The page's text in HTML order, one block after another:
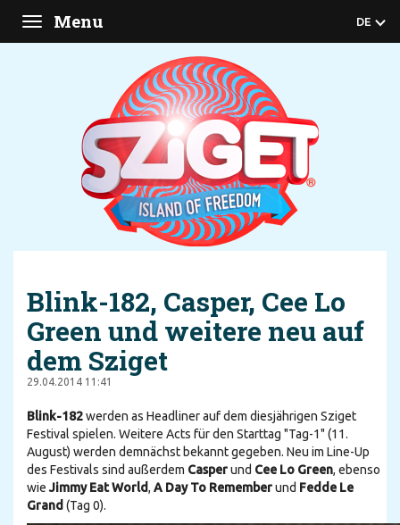
Toggle
navigation
Menu DE
Blink-182, Casper, Cee Lo
Green und weitere neu auf
dem Sziget
29.04.2014 11:41
Blink-182werden as Headliner auf dem diesjährigen Sziget
Festival spielen. Weitere Acts für den Starttag "Tag-1" (11.
August) werden demnächst bekannt gegeben. Neu im Line-Up
des Festivals sind außerdem Casperund Cee Lo Green, ebenso
wieJimmy Eat World, A Day To Rememberund Fedde Le
Grand (Tag 0).